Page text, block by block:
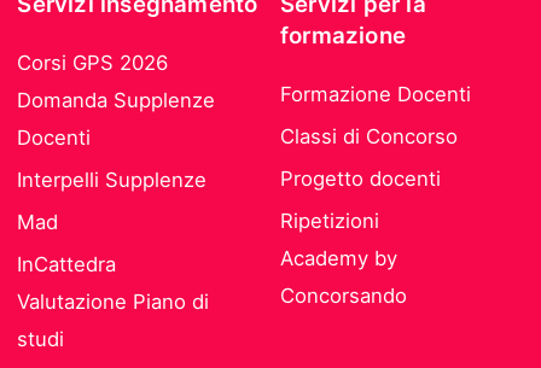
Corsi GPS 2026
Domanda Supplenze
Docenti
Interpelli Supplenze
Mad
InCattedra
Valutazione Piano di
studi
formazione
Formazione Docenti
Classi di Concorso
Progetto docenti
Ripetizioni
Academy by
Concorsando